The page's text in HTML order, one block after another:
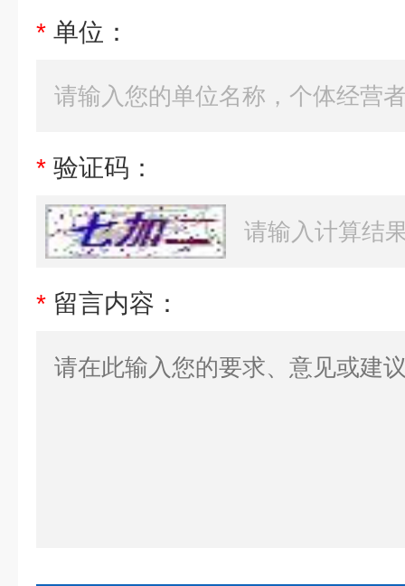
* 单位：
* 验证码：
* 留言内容：